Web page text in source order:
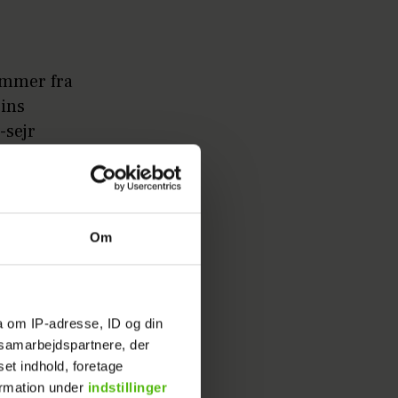
Om
om IP-adresse, ID og din
der
indhold, foretage
under indstillinger
fra
sejr
den
Men